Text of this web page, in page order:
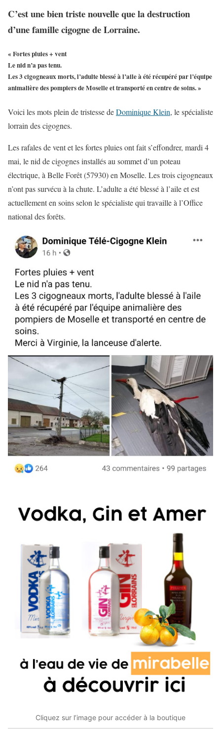
C’est une bien triste nouvelle que la destruction
d’une famille cigogne de Lorraine.
« Fortes pluies + vent
Le nid n’a pas tenu.
Les 3 cigogneaux morts, l’adulte blessé à l’aile à été récupéré par l’équipe
animalière des pompiers de Moselle et transporté en centre de soins. »
Voici les mots plein de tristesse deDominique Klein, le spécialiste
lorrain des cigognes.
Les rafales de vent et les fortes pluies ont fait s’effondrer, mardi 4
mai, le nid de cigognes installés au sommet d’un poteau
électrique, à Belle Forêt (57930) en Moselle. Les trois cigogneaux
n’ont pas survécu à la chute. L’adulte a été blessé à l’aile et est
actuellement en soins selon le spécialiste qui travaille à l’Office
national des forêts.
Cliquez sur l’image pour accéder à la boutique